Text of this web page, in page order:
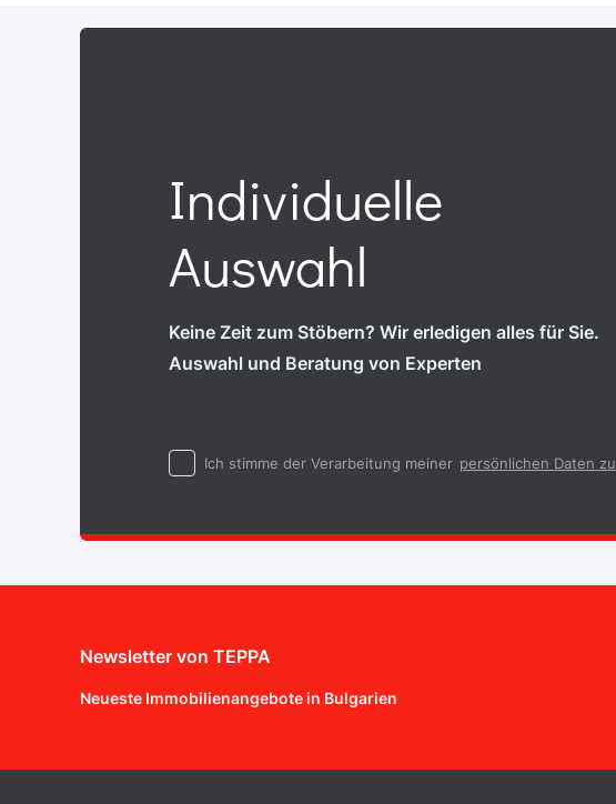
Individuelle
Auswahl
Keine Zeit zum Stöbern? Wir erledigen alles für Sie.
Auswahl und Beratung von Experten
Ich stimme der Verarbeitung meiner persönlichen Daten zu
Newsletter von TEPPA
Neueste Immobilienangebote in Bulgarien